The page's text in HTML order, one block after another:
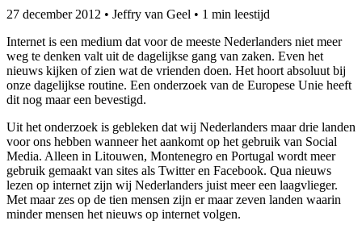
27 december 2012 • Jeffry van Geel • 1 min leestijd
Internet is een medium dat voor de meeste Nederlanders niet meer
weg te denken valt uit de dagelijkse gang van zaken. Even het
nieuws kijken of zien wat de vrienden doen. Het hoort absoluut bij
onze dagelijkse routine. Een onderzoek van de Europese Unie heeft
dit nog maar een bevestigd.
Uit het onderzoek is gebleken dat wij Nederlanders maar drie landen
voor ons hebben wanneer het aankomt op het gebruik van Social
Media. Alleen in Litouwen, Montenegro en Portugal wordt meer
gebruik gemaakt van sites als Twitter en Facebook. Qua nieuws
lezen op internet zijn wij Nederlanders juist meer een laagvlieger.
Met maar zes op de tien mensen zijn er maar zeven landen waarin
minder mensen het nieuws op internet volgen.